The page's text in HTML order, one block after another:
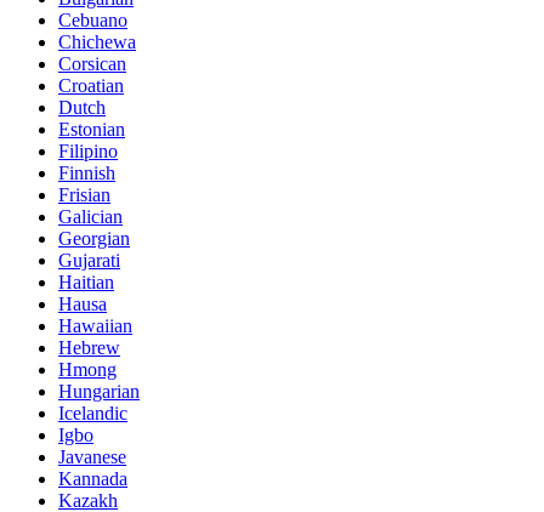
Cebuano
Chichewa
Corsican
Croatian
Dutch
Estonian
Filipino
Finnish
Frisian
Galician
Georgian
Gujarati
Haitian
Hausa
Hawaiian
Hebrew
Hmong
Hungarian
Icelandic
Igbo
Javanese
Kannada
Kazakh